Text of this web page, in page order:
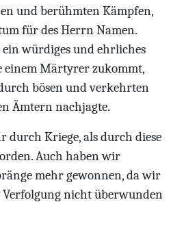
und berühmten Kämpfen,
für des Herrn Namen.
würdiges und ehrliches
einem Märtyrer zukommt,
bösen und verkehrten
Ämtern nachjagte.
durch Kriege, als durch diese
Auch haben wir
mehr gewonnen, da wir
nicht überwunden